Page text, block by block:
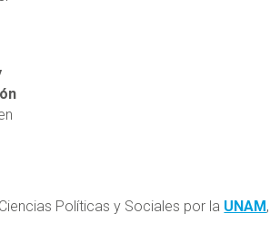
Políticas y Sociales por la UNAM